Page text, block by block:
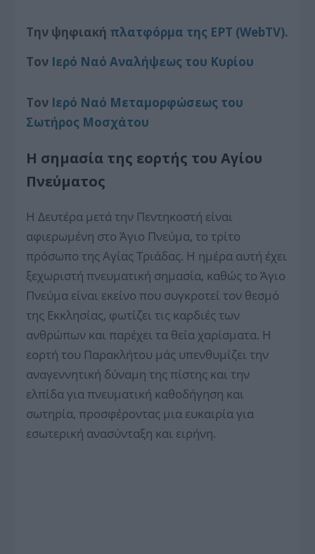
Την ψηφιακή πλατφόρμα της ΕΡΤ (WebTV).
Τον Ιερό Ναό Αναλήψεως του Κυρίου
Τον Ιερό Ναό Μεταμορφώσεως του
Σωτήρος Μοσχάτου
Η σημασία της εορτής του Αγίου
Πνεύματος
Η Δευτέρα μετά την Πεντηκοστή είναι
αφιερωμένη στο Άγιο Πνεύμα, το τρίτο
πρόσωπο της Αγίας Τριάδας. Η ημέρα αυτή έχει
ξεχωριστή πνευματική σημασία, καθώς το Άγιο
Πνεύμα είναι εκείνο που συγκροτεί τον θεσμό
της Εκκλησίας, φωτίζει τις καρδιές των
ανθρώπων και παρέχει τα θεία χαρίσματα. Η
εορτή του Παρακλήτου μάς υπενθυμίζει την
αναγεννητική δύναμη της πίστης και την
ελπίδα για πνευματική καθοδήγηση και
σωτηρία, προσφέροντας μια ευκαιρία για
εσωτερική ανασύνταξη και ειρήνη.